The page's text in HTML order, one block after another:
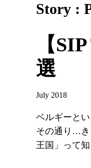
Story :
【
選
July 2018
ベルギーと
その通り…き
王国」って知